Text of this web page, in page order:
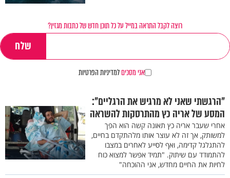
רוצה לקבל התראה במייל על כל תוכן חדש של כתבות מגזין?
אני מסכיםלמדיניות הפרטיות
"הרגשתי שאני לא מרגיש את הרגליים":
המסע של אריה כץ מהתרסקות להשראה
אחרי שעבר אריה כץ תאונה קשה הוא הפך
למשותק, אך זה לא עוצר אותו מלהתקדם בחיים,
להתגלגל קדימה, ואף לסייע לאחרים במצבו
להתמודד עם שיתוק. "תמיד אפשר למצוא כוח
לחיות את החיים מחדש, אני ההוכחה"